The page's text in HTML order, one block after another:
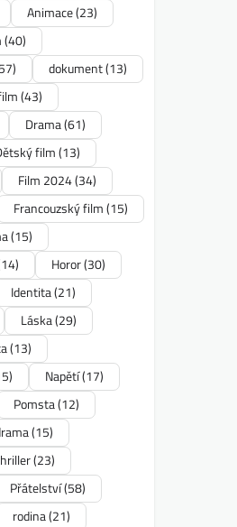
Animace(23)
(40)
dokument(13)
(43)
Drama(61)
film(13)
Film 2024(34)
Francouzský film(15)
(15)
Horor(30)
Identita(21)
Láska(29)
(13)
Napětí(17)
Pomsta(12)
(15)
(23)
Přátelství(58)
rodina(21)